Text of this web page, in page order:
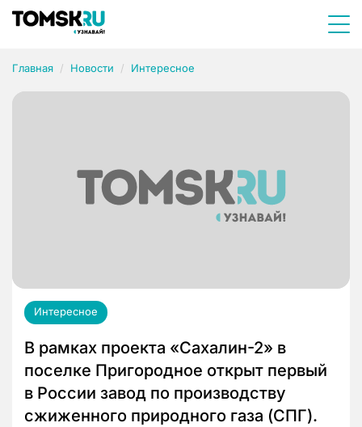
Главная Новости Интересное
Интересное
В рамках проекта «Сахалин-2» в
поселке Пригородное открыт первый
в России завод по производству
сжиженного природного газа (СПГ).